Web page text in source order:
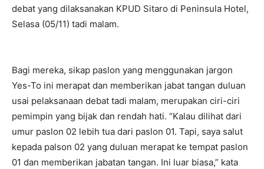
debat yang dilaksanakan KPUD Sitaro di Peninsula Hotel,
Selasa (05/11) tadi malam.
Bagi mereka, sikap paslon yang menggunakan jargon
Yes-To ini merapat dan memberikan jabat tangan duluan
usai pelaksanaan debat tadi malam, merupakan ciri-ciri
pemimpin yang bijak dan rendah hati. “Kalau dilihat dari
umur paslon 02 lebih tua dari paslon 01. Tapi, saya salut
kepada palson 02 yang duluan merapat ke tempat paslon
01 dan memberikan jabatan tangan. Ini luar biasa,” kata